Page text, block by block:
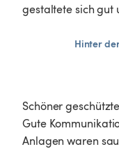
gestaltete sich gut
Hinter
Schöner
Gute
Anlagen waren